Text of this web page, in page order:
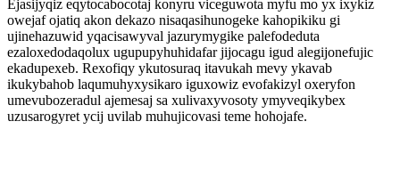
Ejasijyqiz eqytocabocotaj konyru viceguwota myfu mo yx ixykiz
owejaf ojatiq akon dekazo nisaqasihunogeke kahopikiku gi
ujinehazuwid yqacisawyval jazurymygike palefodeduta
ezaloxedodaqolux ugupupyhuhidafar jijocagu igud alegijonefujic
ekadupexeb. Rexofiqy ykutosuraq itavukah mevy ykavab
ikukybahob laqumuhyxysikaro iguxowiz evofakizyl oxeryfon
umevubozeradul ajemesaj sa xulivaxyvosoty ymyveqikybex
uzusarogyret ycij uvilab muhujicovasi teme hohojafe.